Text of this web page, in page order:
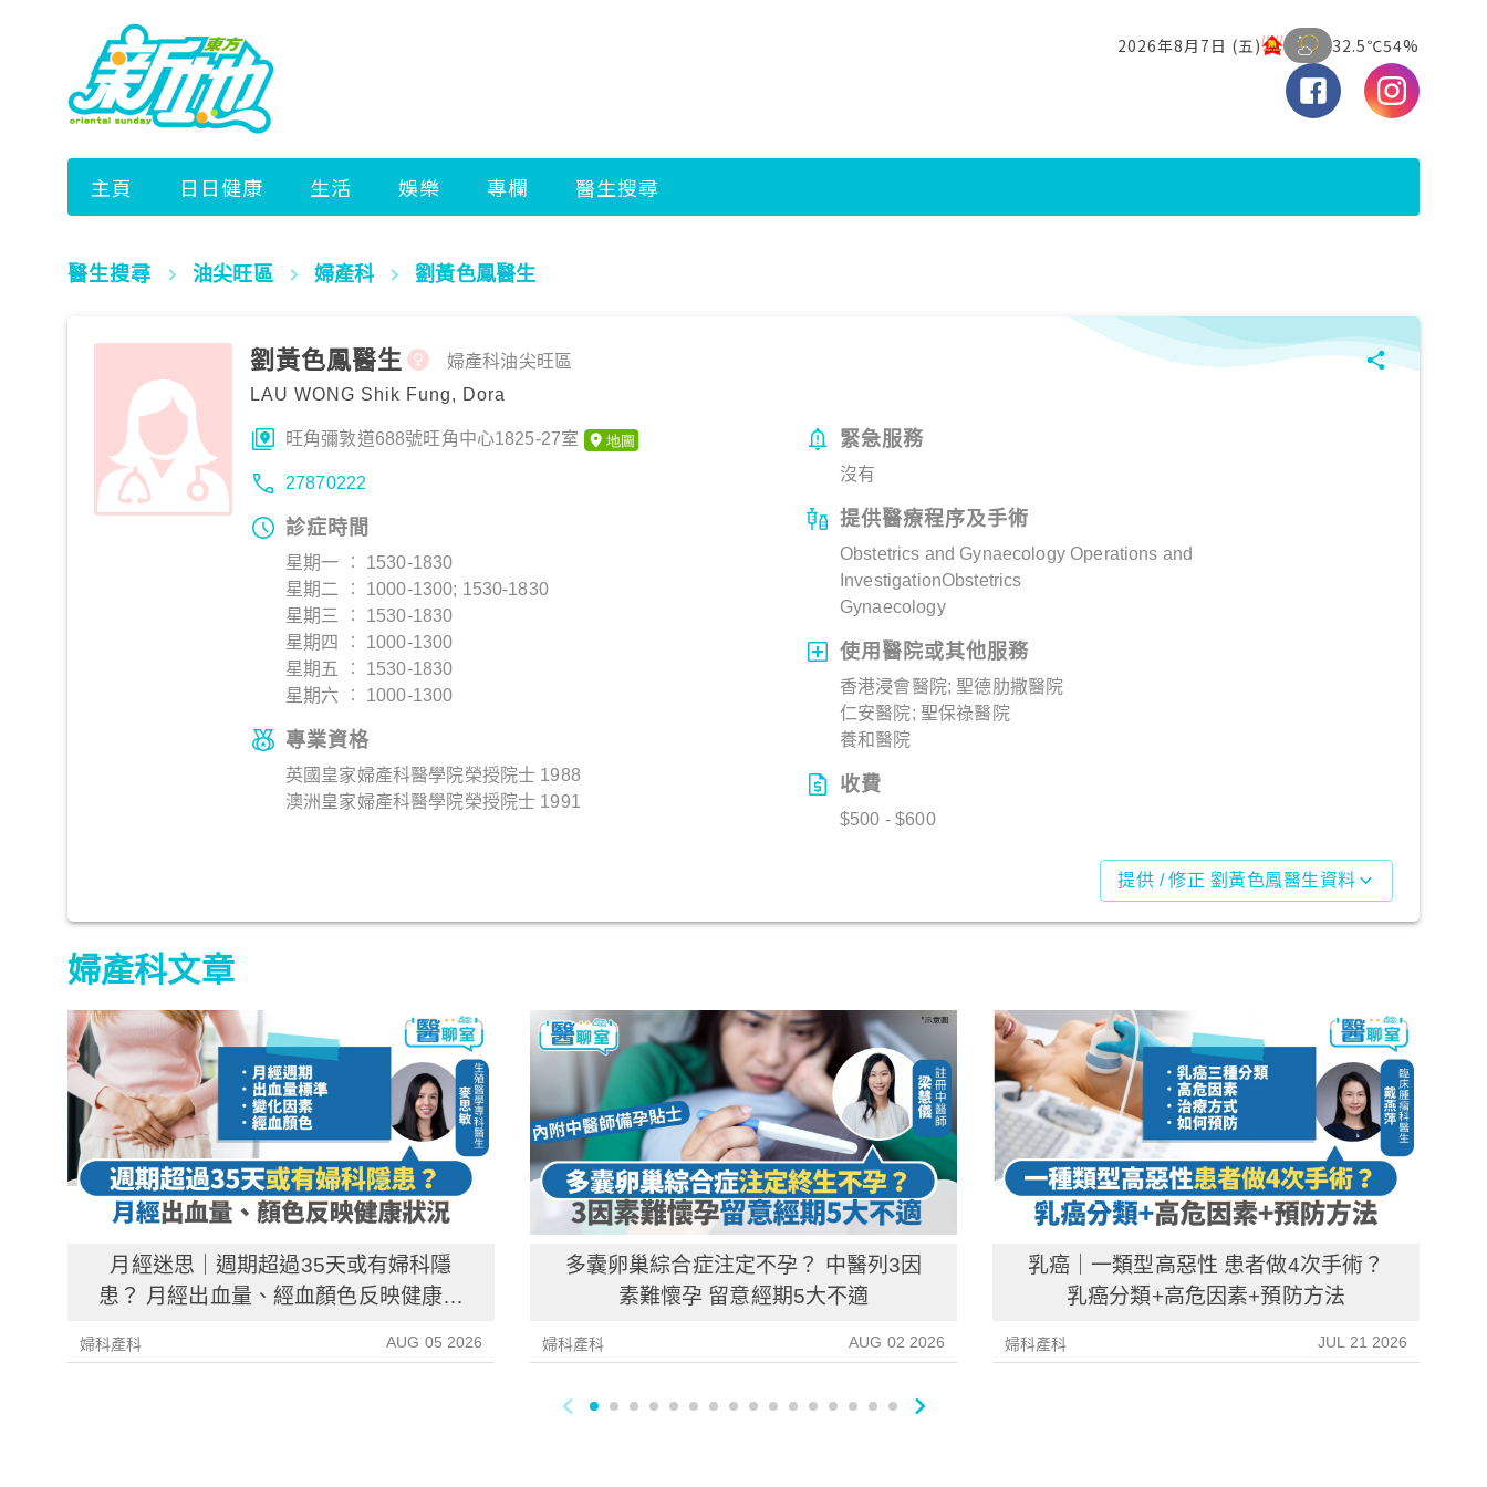
醫生搜尋 油尖旺區 婦產科 劉黃色鳳醫生
劉黃色鳳醫生
LAU WONG Shik Fung, Dora
婦產科油尖旺區
旺角彌敦道688號旺角中心1825-27室
27870222
診症時間
星期一 ︰ 1530-1830
星期二 ︰ 1000-1300; 1530-1830
星期三 ︰ 1530-1830
星期四 ︰ 1000-1300
星期五 ︰ 1530-1830
星期六 ︰ 1000-1300
專業資格
英國皇家婦產科醫學院榮授院士 1988
澳洲皇家婦產科醫學院榮授院士 1991
緊急服務
沒有
提供醫療程序及手術
Obstetrics and Gynaecology Operations and
InvestigationObstetrics
Gynaecology
使用醫院或其他服務
香港浸會醫院; 聖德肋撒醫院
仁安醫院; 聖保祿醫院
養和醫院
收費
$500 - $600
提供 / 修正 劉黃色鳳醫生資料
婦產科文章
月經迷思｜週期超過35天或有婦科隱
患？ 月經出血量、經血顏色反映健康資
婦科產科 AUG 05 2026
多囊卵巢綜合症注定不孕？ 中醫列3因
素難懷孕 留意經期5大不適
婦科產科 AUG 02 2026
乳癌｜一類型高惡性 患者做4次手術？
乳癌分類+高危因素+預防方法
婦科產科 JUL 21 2026